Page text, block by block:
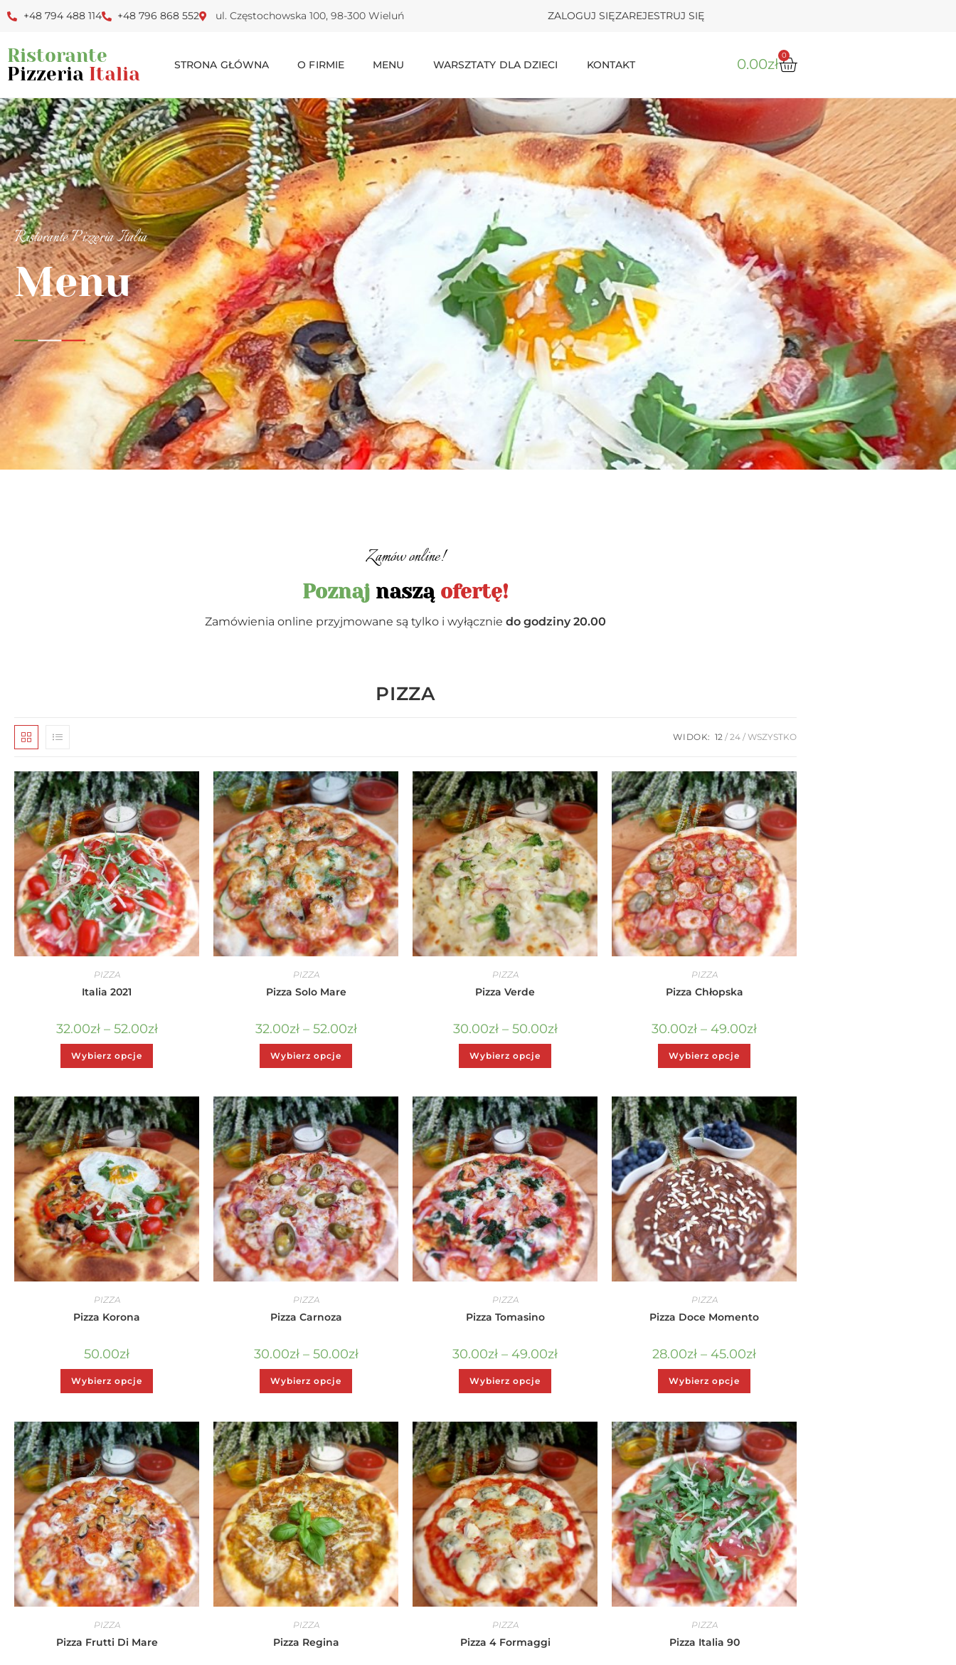
+48 794 488 114 +48 796 868 552 ul. Częstochowska 100, 98-300 Wieluń ZALOGUJ SIĘZAREJESTRUJ SIĘ
Ristorante
Pizzeria Italia STRONA GŁÓWNA O FIRMIE MENU WARSZTATY DLA DZIECI KONTAKT 0.00zł
0
Ristorante Pizzeria Italia
Menu
Zamów online!
Poznaj naszą ofertę!
Zamówienia online przyjmowane są tylko i wyłącznie do godziny 20.00
PIZZA
WIDOK: 12 24 WSZYSTKO
PIZZA
Italia 2021
32.00zł – 52.00zł
Wybierz opcje
PIZZA
Pizza Solo Mare
32.00zł – 52.00zł
Wybierz opcje
PIZZA
Pizza Verde
30.00zł – 50.00zł
Wybierz opcje
PIZZA
Pizza Chłopska
30.00zł – 49.00zł
Wybierz opcje
PIZZA
Pizza Korona
50.00zł
Wybierz opcje
PIZZA
Pizza Carnoza
30.00zł – 50.00zł
Wybierz opcje
PIZZA
Pizza Tomasino
30.00zł – 49.00zł
Wybierz opcje
PIZZA
Pizza Doce Momento
28.00zł – 45.00zł
Wybierz opcje
PIZZA
Pizza Frutti Di Mare
PIZZA
Pizza Regina
PIZZA
Pizza 4 Formaggi
PIZZA
Pizza Italia 90